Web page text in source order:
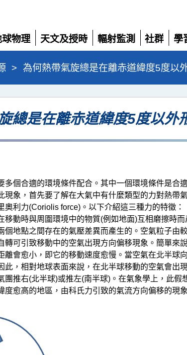
球物理
天文及授時
展
開
輻射監測
展
開
社群
展
開
學
展
開
> 為何熱帶氣旋總是在離赤道緯度5度以
總是在離赤道緯度5度以外
多個合適的環境條件配合。其中一個環境條件是
現象，首先要了解在大氣中有什麼類型的力對熱
奧利力(Coriolis force)。以下介紹這三種力的特徵：
移動時與周圍環境中的物質(例如地面)互相磨擦時
個地點之間存在的氣壓差異而產生的。空氣粒子由
轉可引致移動中的空氣出現方向偏移現象。簡單來
離會愈小，即它的移動速度愈慢。當空氣在北半
此，相對地球表面來說，在北半球移動的空氣會
團推右(北半球)或推左(南半球)。在氣象學上，此
度愈高的地區，由科氏力引致的氣流方向偏移的現